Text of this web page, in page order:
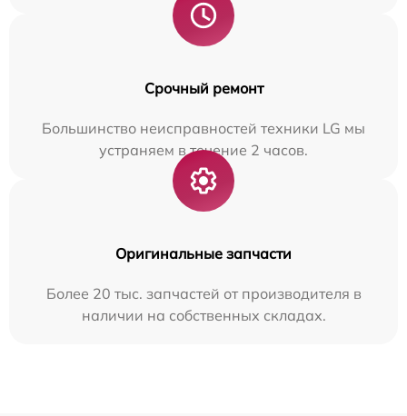
Срочный ремонт
Большинство неисправностей техники LG мы
устраняем в течение 2 часов.
Оригинальные запчасти
Более 20 тыс. запчастей от производителя в
наличии на собственных складах.